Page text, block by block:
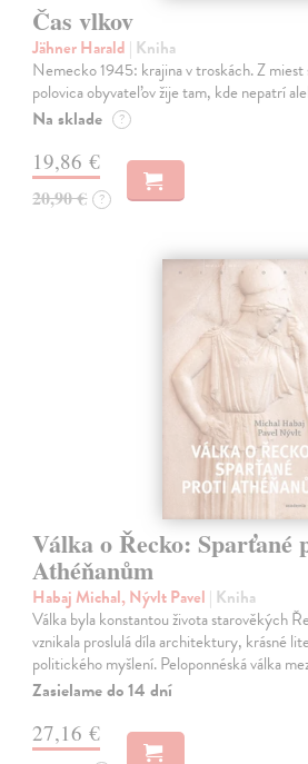
Čas vlkov
Jähner Harald | Kniha
Nemecko 1945: krajina v troskách. Z miest
polovica obyvateľov žije tam, kde nepatrí
Na sklade ?
19,86 €
20,90 € ?
Válka o Řecko: Sparťané
Athéňanům
Habaj Michal, Nývlt Pavel | Kniha
Válka byla konstantou života starověkých
vznikala proslulá díla architektury, krásné
politického myšlení. Peloponnéská válka
Zasielame do 14 dní
27,16 €